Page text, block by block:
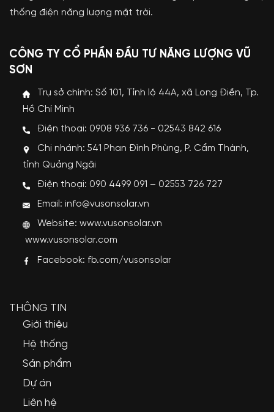
thống điện năng lượng mặt trời.
CÔNG TY CỔ PHẦN ĐẦU TƯ NĂNG LƯỢNG VŨ
SƠN
Trụ sở chính: Số 101, Tỉnh lộ 44A, xã Long Điền, Tp.
Hồ Chí Minh
Điện thoại: 0908 936 736 - 02543 842 616
Chi nhánh: 541 Phan Đình Phùng, P. Cẩm Thành,
tỉnh Quảng Ngãi
Điện thoại: 090 4499 091 – 02553 726 727
Email: info@vusonsolar.vn
Website:www.vusonsolar.vn
www.vusonsolar.com
Facebook: fb.com/vusonsolar
THÔNG TIN
Giới thiệu
Hệ thống
Sản phẩm
Dự án
Liên hệ